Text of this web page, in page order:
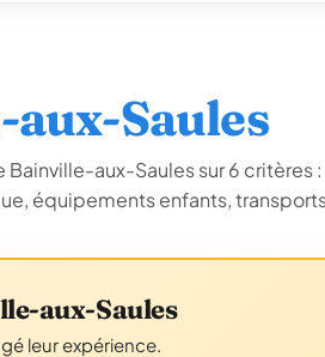
Saules
aux-Saules sur 6 critères
équipements enfants,
aux-Saules
leur expérience.